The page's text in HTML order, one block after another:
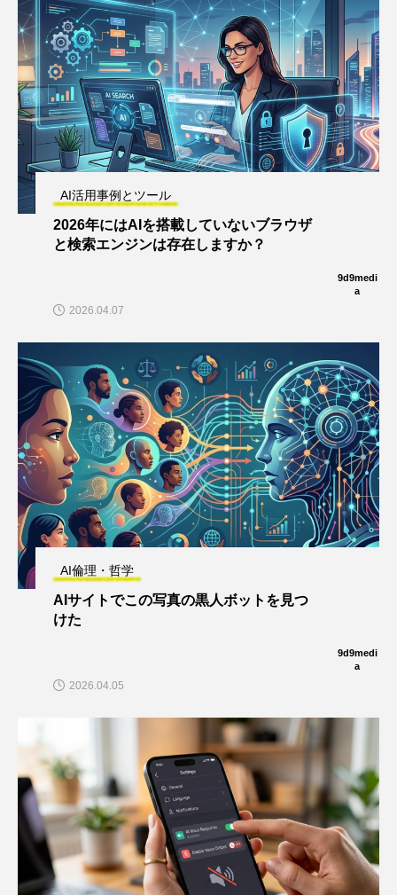
AI活用事例とツール
2026年にはAIを搭載していないブラウザ
と検索エンジンは存在しますか？
9d9medi
a
2026.04.07
AI倫理・哲学
AIサイトでこの写真の黒人ボットを見つ
けた
9d9medi
a
2026.04.05